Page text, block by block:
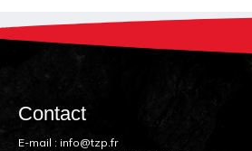
Contact
E-mail : info@tzp.fr